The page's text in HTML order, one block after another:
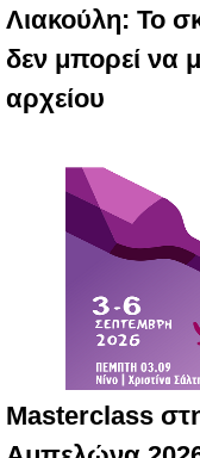
Λιακούλη: Το
δεν μπορεί να
αρχείου
Masterclass